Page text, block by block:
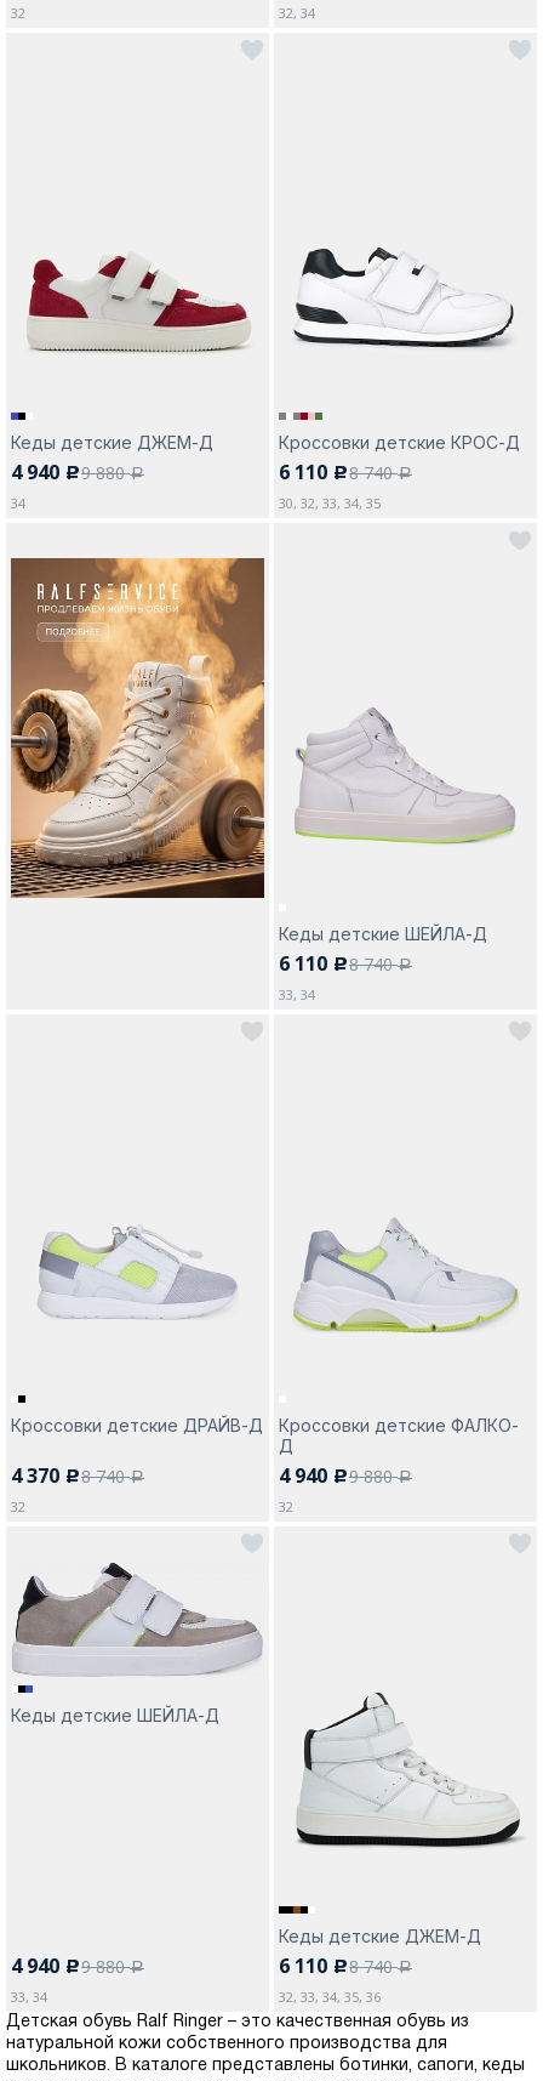
32 32, 34
Кеды детские ДЖЕМ-Д
4 940 c9 880a
34
Кроссовки детские КРОС-Д
6 110 c8 740a
30, 32, 33, 34, 35
Кеды детские ШЕЙЛА-Д
6 110 c8 740a
33, 34
Кроссовки детские ДРАЙВ-Д
4 370 c8 740a
32
Кроссовки детские ФАЛКО-
Д
4 940 c9 880a
32
Кеды детские ШЕЙЛА-Д
4 940 c9 880a
33, 34
Кеды детские ДЖЕМ-Д
6 110 c8 740a
32, 33, 34, 35, 36
Детская обувь Ralf Ringer – это качественная обувь из
натуральной кожи собственного производства для
школьников. В каталоге представлены ботинки, сапоги, кеды